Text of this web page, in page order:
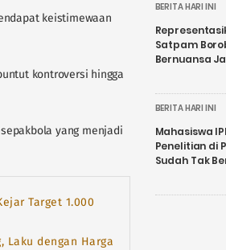
keistimewaan
kontroversi hingga
yang menjadi
Target 1.000
Laku dengan Harga
BERITA HARI INI
Satpam
Bernuansa
BERITA HARI INI
Mahasiswa
Penelitian di
Sudah Tak